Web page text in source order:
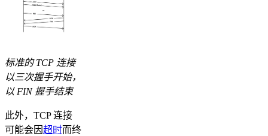
标准的 TCP 连接
以三次握手开始，
以 FIN 握手结束
此外，TCP 连接
可能会因超时而终